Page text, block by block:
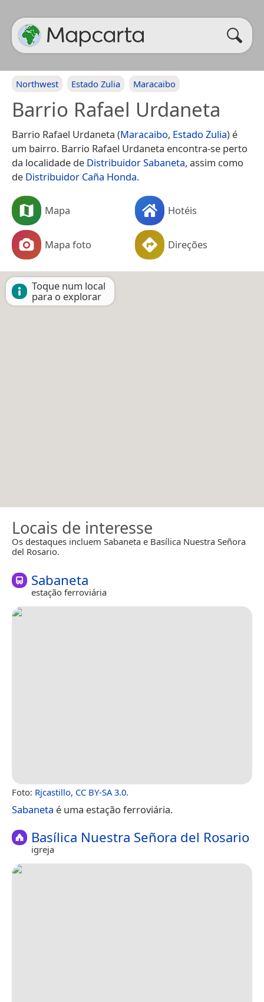
Northwest Estado Zulia Maracaibo
Barrio Rafael Urdaneta
Barrio Rafael Urdaneta (Maracaibo, Estado Zulia) é
um bairro. Barrio Rafael Urdaneta encontra-se perto
da localidade de Distribuidor Sabaneta, assim como
de Distribuidor Caña Honda.
Mapa Hotéis
Mapa foto Direções
Toque num local
para o explorar
Locais de interesse
Os destaques incluem Sabaneta e Basílica Nuestra Señora
del Rosario.
Sabaneta
estação ferroviária
Foto: Rjcastillo, CC BY-SA 3.0.
Sabaneta é uma estação ferroviária.
Basílica Nuestra Señora del Rosario
igreja